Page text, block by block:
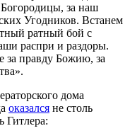
за наш
Угодников. Встанем
ратный бой с
распри и раздоры.
за правду Божию, за
дома
оказался не столь
Гитлера: